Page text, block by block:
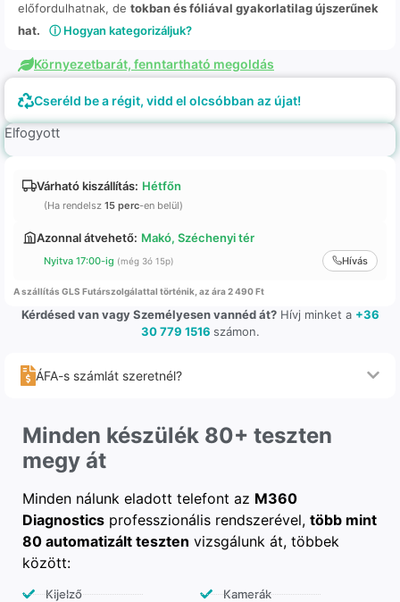
előfordulhatnak, de tokban és fóliával gyakorlatilag újszerűnek
hat.
ⓘ Hogyan kategorizáljuk?
Környezetbarát, fenntartható megoldás
Cseréld be a régit, vidd el olcsóbban az újat!
Elfogyott
Várható kiszállítás: Hétfőn
(Ha rendelsz 15 perc-en belül)
Azonnal átvehető: Makó, Széchenyi tér
Nyitva 17:00-ig (még 3ó 15p) Hívás
A szállítás GLS Futárszolgálattal történik, az ára 2 490 Ft
Kérdésed van vagy Személyesen vannéd át?Hívj minket a +36
30 779 1516 számon.
ÁFA-s számlát szeretnél?
Minden készülék 80+ teszten
megy át
Minden nálunk eladott telefont az M360
Diagnostics professzionális rendszerével, több mint
80 automatizált teszten vizsgálunk át, többek
között:
Kijelző
Kamerák